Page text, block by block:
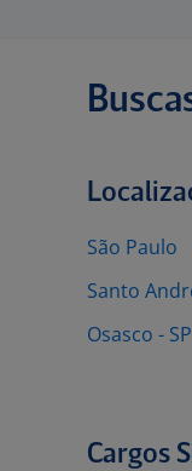
São Paulo
Santo
Osasco - SP
Cargos